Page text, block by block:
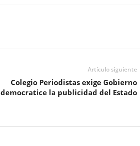
Artículo siguiente
Colegio Periodistas exige Gobierno
democratice la publicidad del Estado